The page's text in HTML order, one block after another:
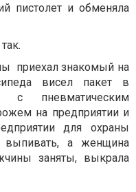
пистолет и обменяла
приехал знакомый на
висел пакет в
с пневматическим
на предприятии и
для охраны
выпивать, а женщина
заняты, выкрала